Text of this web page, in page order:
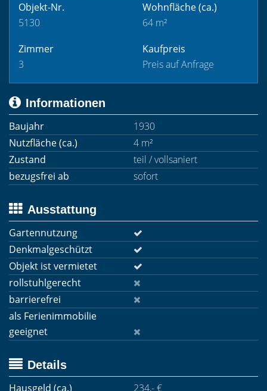
Objekt-Nr.
5130
Wohnfläche(ca.)
64 m²
Zimmer
3
Kaufpreis
Preis auf Anfrage
Informationen
Baujahr
1930
Nutzfläche (ca.)
4 m²
Zustand
teil / vollsaniert
bezugsfrei ab
sofort
Ausstattung
Gartennutzung
Denkmalgeschützt
Objekt ist vermietet
rollstuhlgerecht
barrierefrei
als Ferienimmobilie
geeignet
Details
Hausgeld (ca.)
234,- €